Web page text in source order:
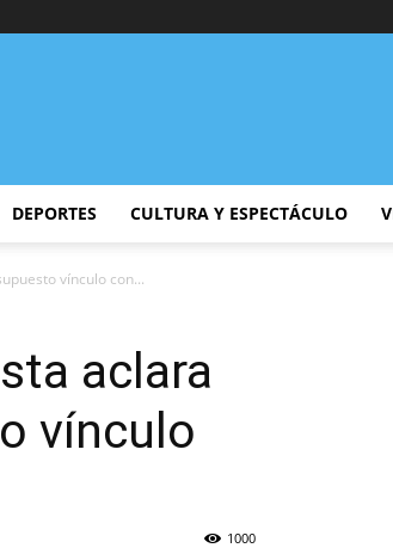
DEPORTES CULTURA Y ESPECTÁCULO
vínculo con...
aclara
vínculo
1000